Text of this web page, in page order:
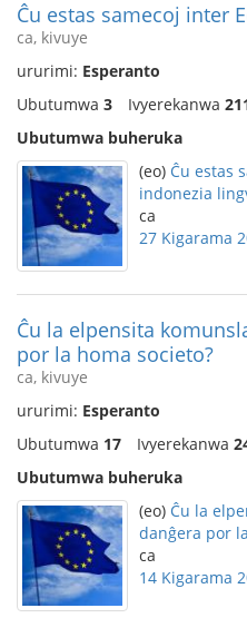
Ĉu estas samecoj inter
ca, kivuye
ururimi: Esperanto
Ubutumwa 3 Ivyerekanwa
Ubutumwa buheruka
(eo) Ĉu estas
indonezia
ca
27 Kigarama
Ĉu la elpensita
por la homa societo?
ca, kivuye
ururimi: Esperanto
Ubutumwa 17 Ivyerekanwa
Ubutumwa buheruka
(eo) Ĉu la
danĝera por
ca
14 Kigarama